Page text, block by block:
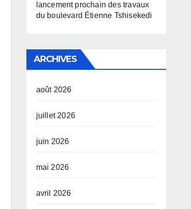
lancement prochain des travaux
du boulevard Étienne Tshisekedi
ARCHIVES
août 2026
juillet 2026
juin 2026
mai 2026
avril 2026